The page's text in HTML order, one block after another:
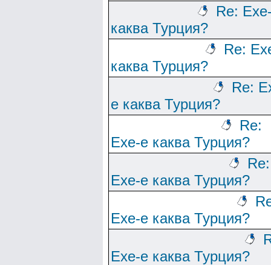
Re:
каква Турция?
Re:
каква Турция?
Re:
е каква Турция?
Re:
Ехе-е каква Турция?
Re:
Ехе-е каква Турция?
Ехе-е каква Турция?
Ехе-е каква Турция?